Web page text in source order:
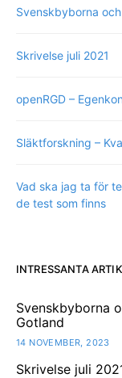
Svenskbyborna
Skrivelse juli 2021
openRGD –
Släktforskning –
Vad ska jag ta för
de test som finns
INTRESSANTA
Svenskbyborna
Gotland
14 NOVEMBER, 2023
Skrivelse juli